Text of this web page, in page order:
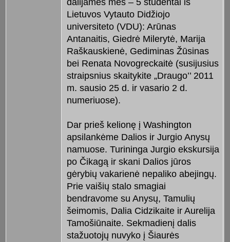
dalijamės mes – 5 studentai iš
Lietuvos Vytauto Didžiojo
universiteto (VDU): Arūnas
Antanaitis, Giedrė Milerytė, Marija
Raškauskienė, Gediminas Žūsinas
bei Renata Novogreckaitė (susijusius
straipsnius skaitykite „Draugo’’ 2011
m. sausio 25 d. ir vasario 2 d.
numeriuose).
Dar prieš kelionę į Washington
apsilankėme Dalios ir Jurgio Anysų
namuose. Turininga Jurgio ekskursija
po Čikagą ir skani Dalios jūros
gėrybių vakarienė nepaliko abejingų.
Prie vaišių stalo smagiai
bendravome su Anysų, Tamulių
šeimomis, Dalia Cidzikaite ir Aurelija
Tamošiūnaite. Sekmadienį dalis
stažuotojų nuvyko į Šiaurės